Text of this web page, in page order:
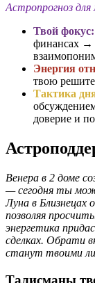
Астропрогноз
Твой фокус:
финансах →
Энергия
твою
Тактика
доверие и
Венера в 2 доме
— сегодня ты
Луна в Близнецах
позволяя
энергетика
сделках. Обрати
станут твоими
Талисманы